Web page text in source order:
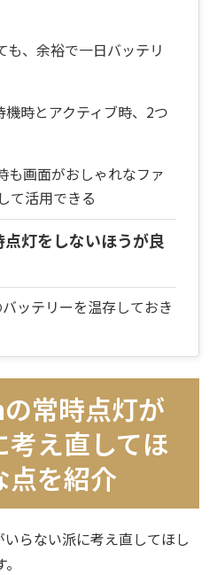
も、余裕で一日バッテリ
時とアクティブ時、2つ
も画面がおしゃれなファ
て活用できる
灯をしないほうが良
ッテリーを温存しておき
きにシアターモードに切
点灯に対応している
常時点灯が
考え直してほ
点を紹介
らない派に考え直してほし